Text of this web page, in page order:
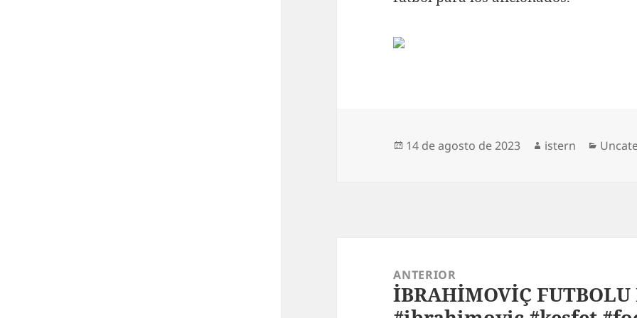
Publicado
14 de agosto de 2023 Autor
istern
entradas
ANTERIOR
Entrada
İBRAHİMOVİÇ